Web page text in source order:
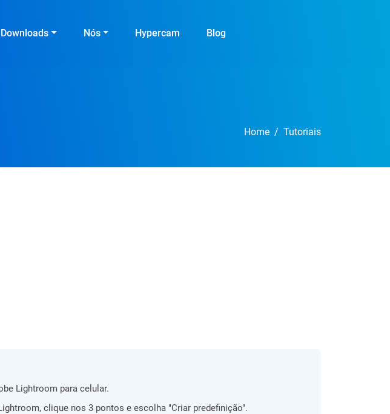
Downloads Nós Hypercam Blog
Home Tutoriais
Lightroom para celular.
clique nos 3 pontos e escolha "Criar predefinição".